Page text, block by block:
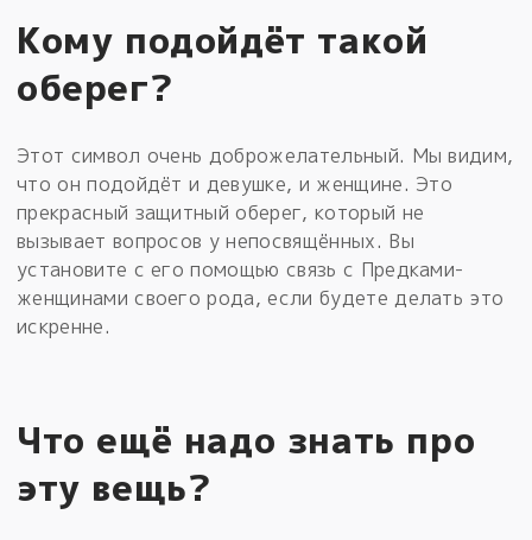
Кому подойдёт такой
оберег?
Этот символ очень доброжелательный. Мы видим,
что он подойдёт и девушке, и женщине. Это
прекрасный защитный оберег, который не
вызывает вопросов у непосвящённых. Вы
установите с его помощью связь с Предками-
женщинами своего рода, если будете делать это
искренне.
Что ещё надо знать про
эту вещь?